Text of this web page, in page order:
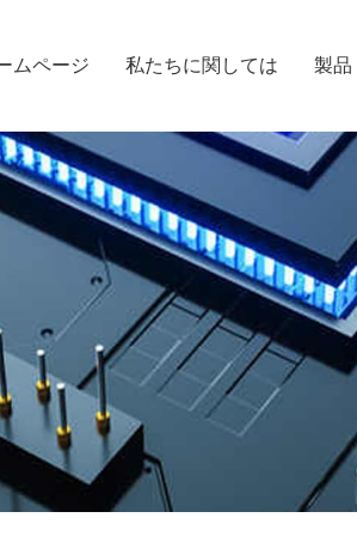
ムページ 私たちに関しては 製品